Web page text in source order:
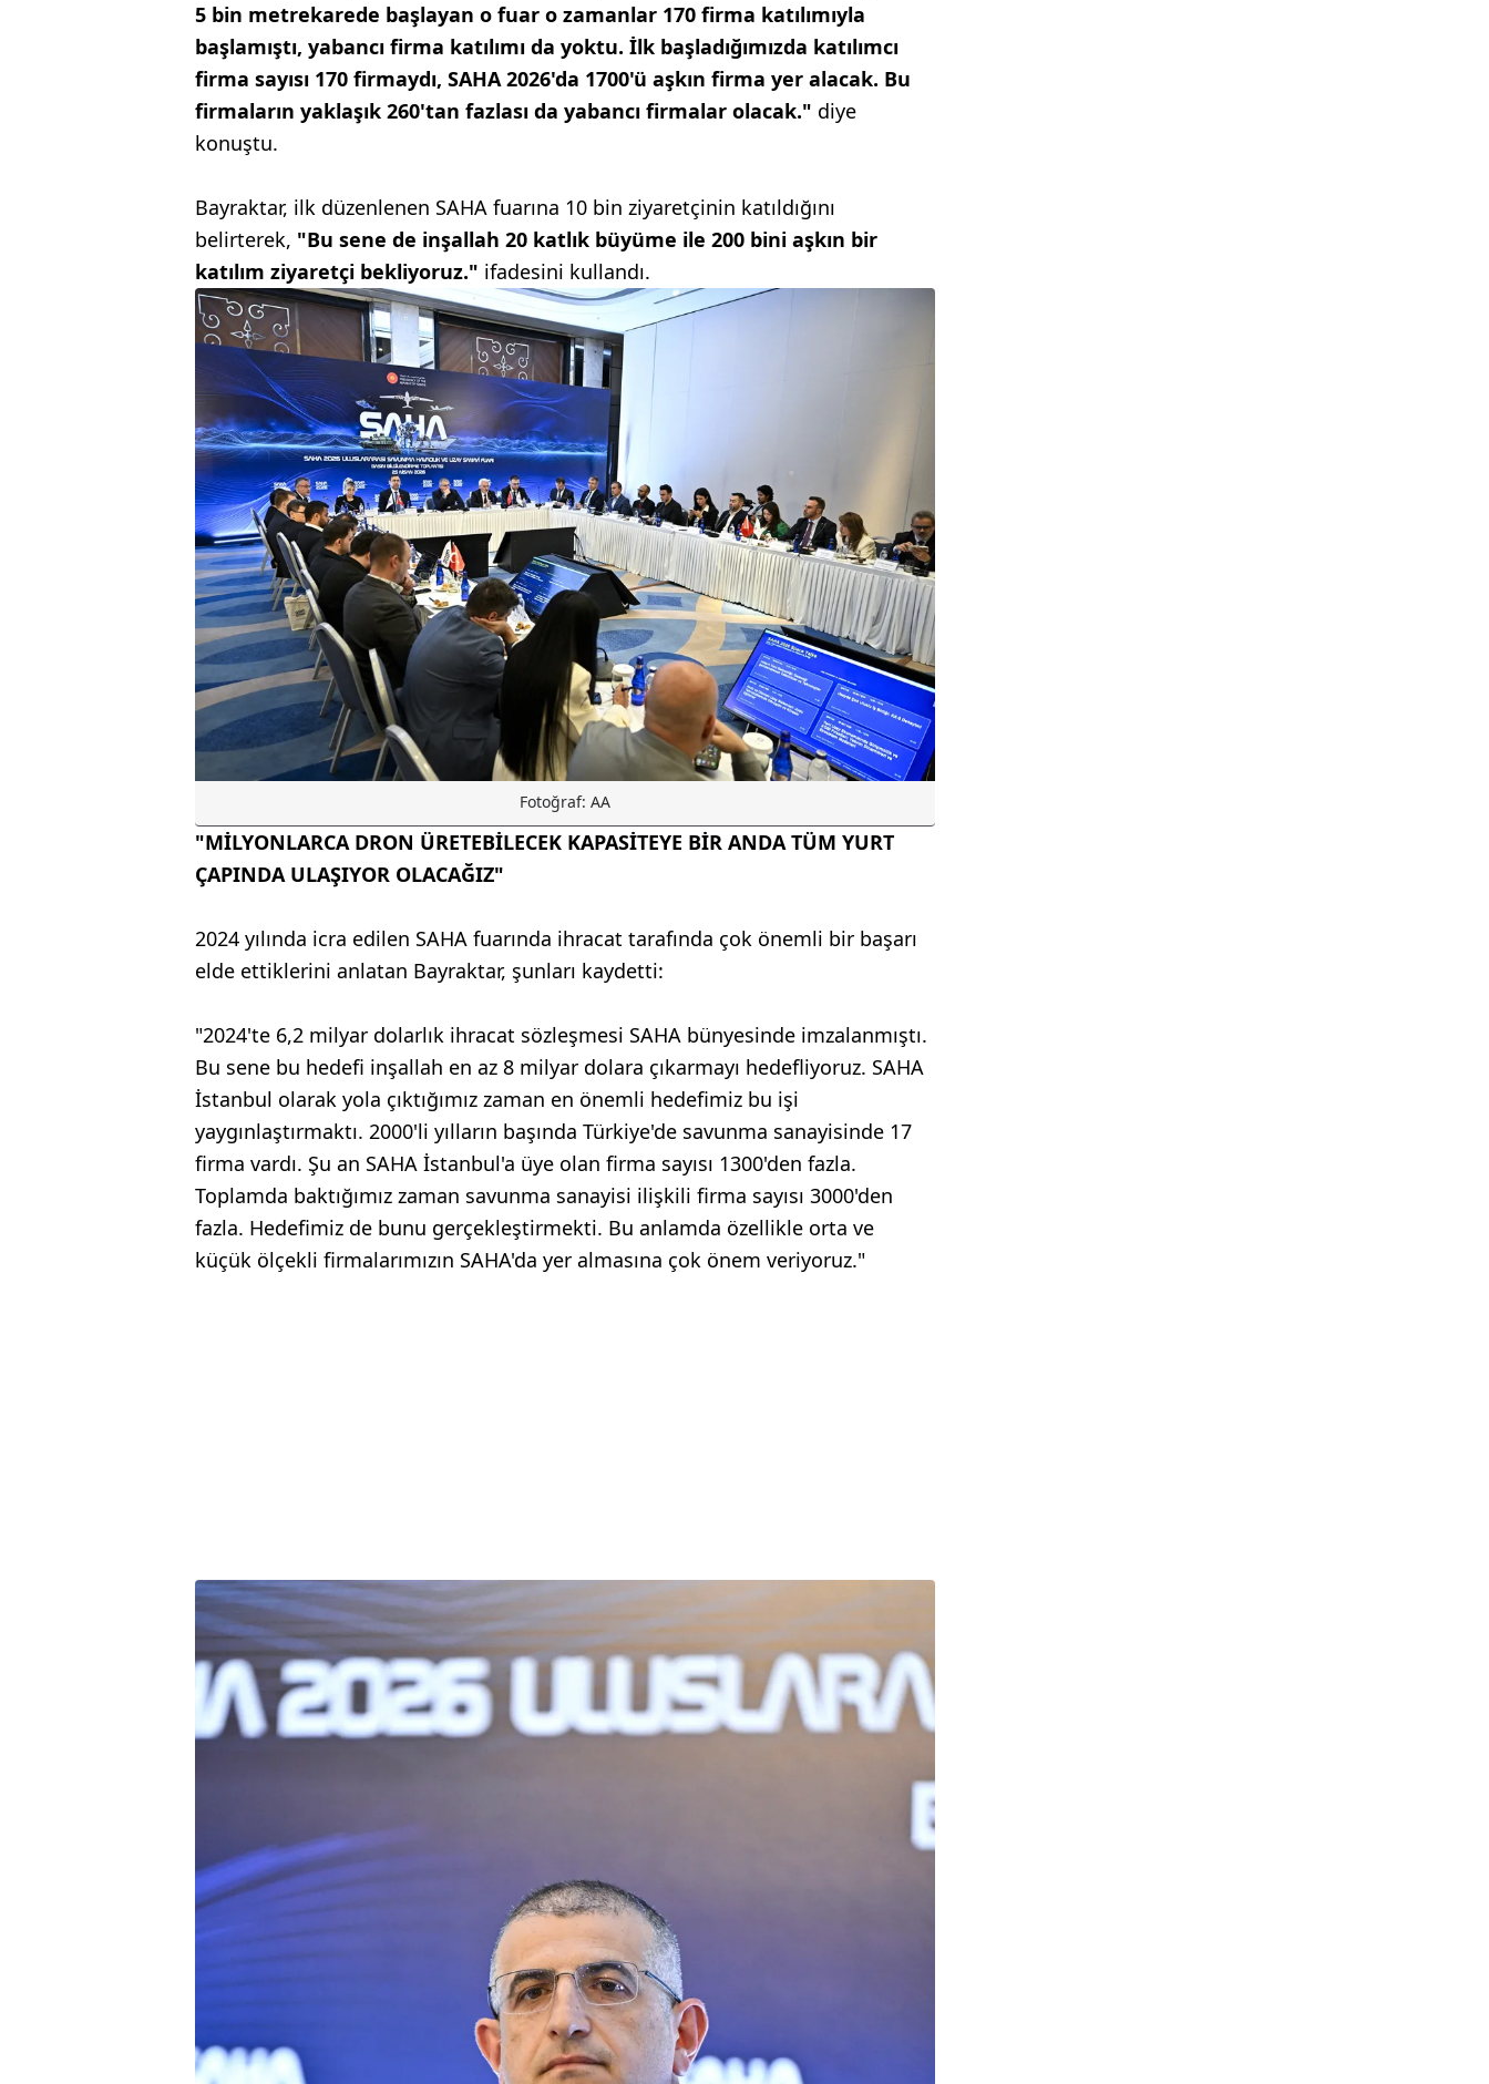
5 bin metrekarede başlayan o fuar o zamanlar 170 firma katılımıyla
başlamıştı, yabancı firma katılımı da yoktu. İlk başladığımızda katılımcı
firma sayısı 170 firmaydı, SAHA 2026'da 1700'ü aşkın firma yer alacak. Bu
firmaların yaklaşık 260'tan fazlası da yabancı firmalar olacak." diye
konuştu.
Bayraktar, ilk düzenlenen SAHA fuarına 10 bin ziyaretçinin katıldığını
belirterek, "Bu sene de inşallah 20 katlık büyüme ile 200 bini aşkın bir
katılım ziyaretçi bekliyoruz." ifadesini kullandı.
Fotoğraf: AA
"MİLYONLARCA DRON ÜRETEBİLECEK KAPASİTEYE BİR ANDA TÜM YURT
ÇAPINDA ULAŞIYOR OLACAĞIZ"
2024 yılında icra edilen SAHA fuarında ihracat tarafında çok önemli bir başarı
elde ettiklerini anlatan Bayraktar, şunları kaydetti:
"2024'te 6,2 milyar dolarlık ihracat sözleşmesi SAHA bünyesinde imzalanmıştı.
Bu sene bu hedefi inşallah en az 8 milyar dolara çıkarmayı hedefliyoruz. SAHA
İstanbul olarak yola çıktığımız zaman en önemli hedefimiz bu işi
yaygınlaştırmaktı. 2000'li yılların başında Türkiye'de savunma sanayisinde 17
firma vardı. Şu an SAHA İstanbul'a üye olan firma sayısı 1300'den fazla.
Toplamda baktığımız zaman savunma sanayisi ilişkili firma sayısı 3000'den
fazla. Hedefimiz de bunu gerçekleştirmekti. Bu anlamda özellikle orta ve
küçük ölçekli firmalarımızın SAHA'da yer almasına çok önem veriyoruz."